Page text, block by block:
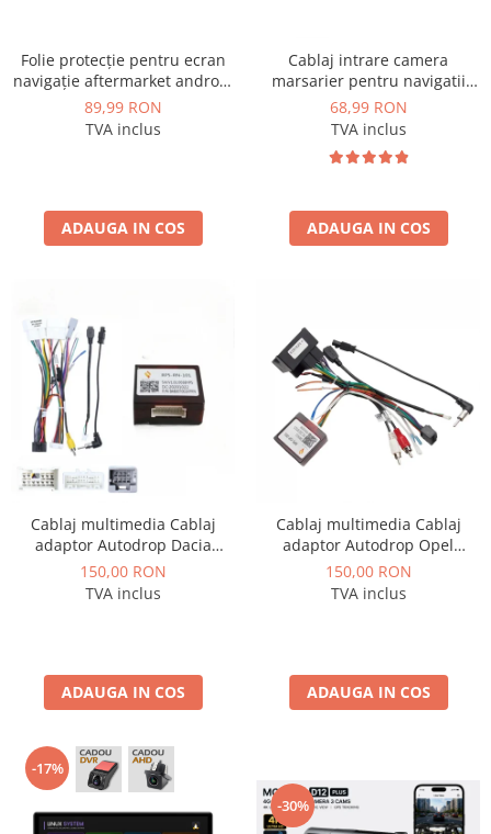
Folie protecție pentru ecran
navigație aftermarket android
10.1 inch - AD-BGCF10
89,99 RON
TVA inclus
ADAUGA IN COS
Cablaj intrare camera
marsarier pentru navigatii
Android - AD-BGCCAM1
68,99 RON
TVA inclus
ADAUGA IN COS
Cablaj multimedia Cablaj
adaptor Autodrop Dacia
Logan / Sandero pentru
Navigatii multimedia Android
150,00 RON
TVA inclus
ADAUGA IN COS
Cablaj multimedia Cablaj
adaptor Autodrop Opel
pentru Navigatii multimedia
Android
150,00 RON
TVA inclus
ADAUGA IN COS
-17%
-30%